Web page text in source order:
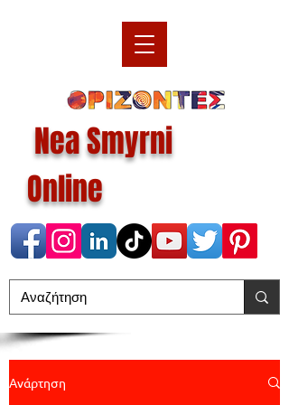
Nea Smyrni
Online
Ανάρτηση